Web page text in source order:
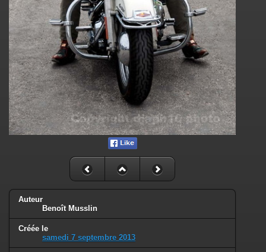
Auteur
Benoît Musslin
Créée le
samedi 7 septembre 2013